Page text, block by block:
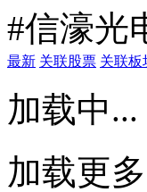
#信濠光
最新 关联股票 关联板
加载中...
加载更多